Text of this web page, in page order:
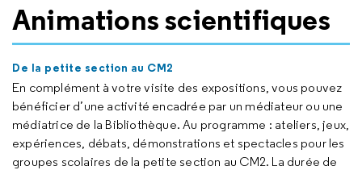
Animations scientifiques
De la petite section au CM2
En complément à votre visite des expositions, vous pouvez
bénéficier d’une activité encadrée par un médiateur ou une
médiatrice de la Bibliothèque. Au programme : ateliers, jeux,
expériences, débats, démonstrations et spectacles pour les
groupes scolaires de la petite section au CM2. La durée de